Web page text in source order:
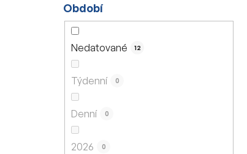
Období
Nedatované 12
Týdenní 0
Denní 0
2026 0